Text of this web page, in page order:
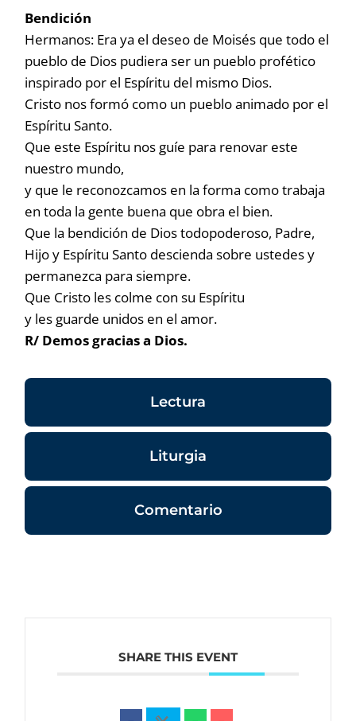
Bendición
Hermanos: Era ya el deseo de Moisés que todo el
pueblo de Dios pudiera ser un pueblo profético
inspirado por el Espíritu del mismo Dios.
Cristo nos formó como un pueblo animado por el
Espíritu Santo.
Que este Espíritu nos guíe para renovar este
nuestro mundo,
y que le reconozcamos en la forma como trabaja
en toda la gente buena que obra el bien.
Que la bendición de Dios todopoderoso, Padre,
Hijo y Espíritu Santo descienda sobre ustedes y
permanezca para siempre.
Que Cristo les colme con su Espíritu
y les guarde unidos en el amor.
R/ Demos gracias a Dios.
Lectura
Liturgia
Comentario
SHARE THIS EVENT